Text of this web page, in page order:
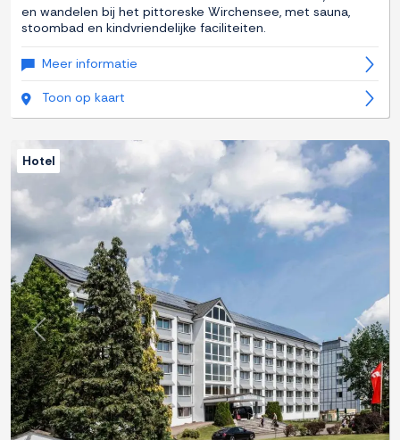
en wandelen bij het pittoreske Wirchensee, met sauna,
stoombad en kindvriendelijke faciliteiten.
Meer informatie
Toon op kaart
Previous Next
Hotel